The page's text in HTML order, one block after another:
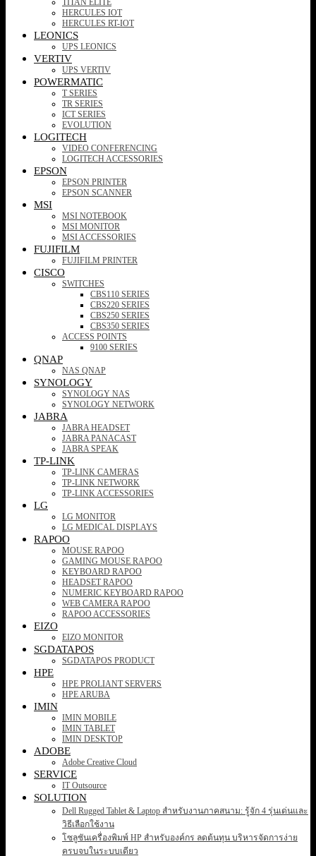
TITAN ELITE
HERCULES IOT
HERCULES RT-IOT
LEONICS
UPS LEONICS
VERTIV
UPS VERTIV
POWERMATIC
T SERIES
TR SERIES
ICT SERIES
EVOLUTION
LOGITECH
VIDEO CONFERENCING
LOGITECH ACCESSORIES
EPSON
EPSON PRINTER
EPSON SCANNER
MSI
MSI NOTEBOOK
MSI MONITOR
MSI ACCESSORIES
FUJIFILM
FUJIFILM PRINTER
CISCO
SWITCHES
CBS110 SERIES
CBS220 SERIES
CBS250 SERIES
CBS350 SERIES
ACCESS POINTS
9100 SERIES
QNAP
NAS QNAP
SYNOLOGY
SYNOLOGY NAS
SYNOLOGY NETWORK
JABRA
JABRA HEADSET
JABRA PANACAST
JABRA SPEAK
TP-LINK
TP-LINK CAMERAS
TP-LINK NETWORK
TP-LINK ACCESSORIES
LG
LG MONITOR
LG MEDICAL DISPLAYS
RAPOO
MOUSE RAPOO
GAMING MOUSE RAPOO
KEYBOARD RAPOO
HEADSET RAPOO
NUMERIC KEYBOARD RAPOO
WEB CAMERA RAPOO
RAPOO ACCESSORIES
EIZO
EIZO MONITOR
SGDATAPOS
SGDATAPOS PRODUCT
HPE
HPE PROLIANT SERVERS
HPE ARUBA
IMIN
IMIN MOBILE
IMIN TABLET
IMIN DESKTOP
ADOBE
Adobe Creative Cloud
SERVICE
IT Outsource
SOLUTION
Dell Rugged Tablet & Laptop สำหรับงานภาคสนาม: รู้จัก 4 รุ่นเด่นและ
วิธีเลือกใช้งาน
โซลูชันเครื่องพิมพ์ HP สำหรับองค์กร ลดต้นทุน บริหารจัดการง่าย
ครบจบในระบบเดียว